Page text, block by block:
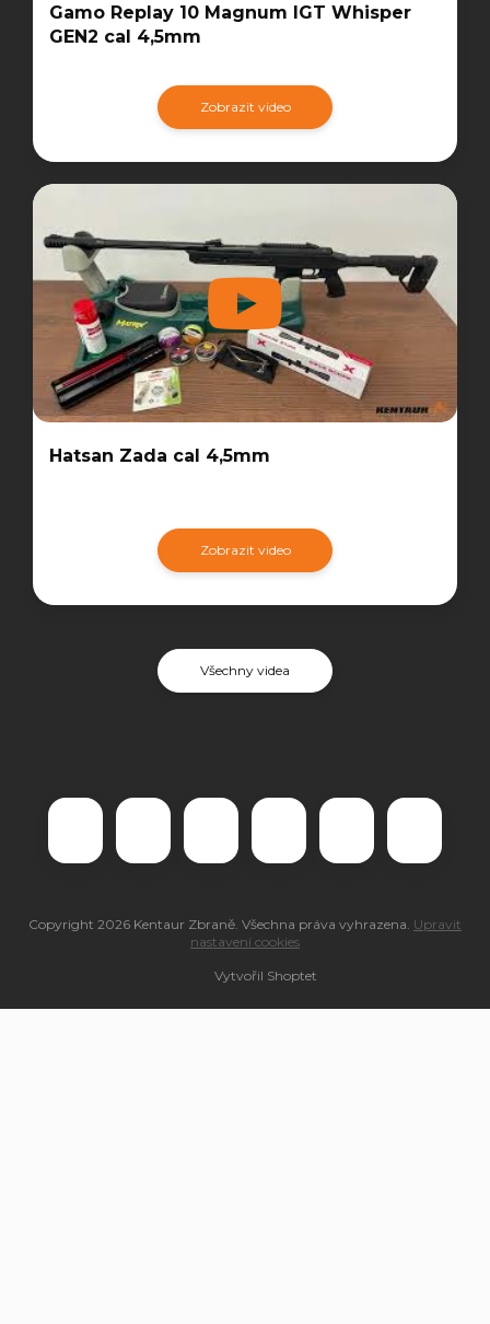
Gamo Replay 10 Magnum IGT Whisper
GEN2 cal 4,5mm
Zobrazit video
Hatsan Zada cal 4,5mm
Zobrazit video
Všechny videa
Vytvořil Shoptet
Copyright 2026 Kentaur Zbraně . Všechna práva vyhrazena. Upravit
nastavení cookies